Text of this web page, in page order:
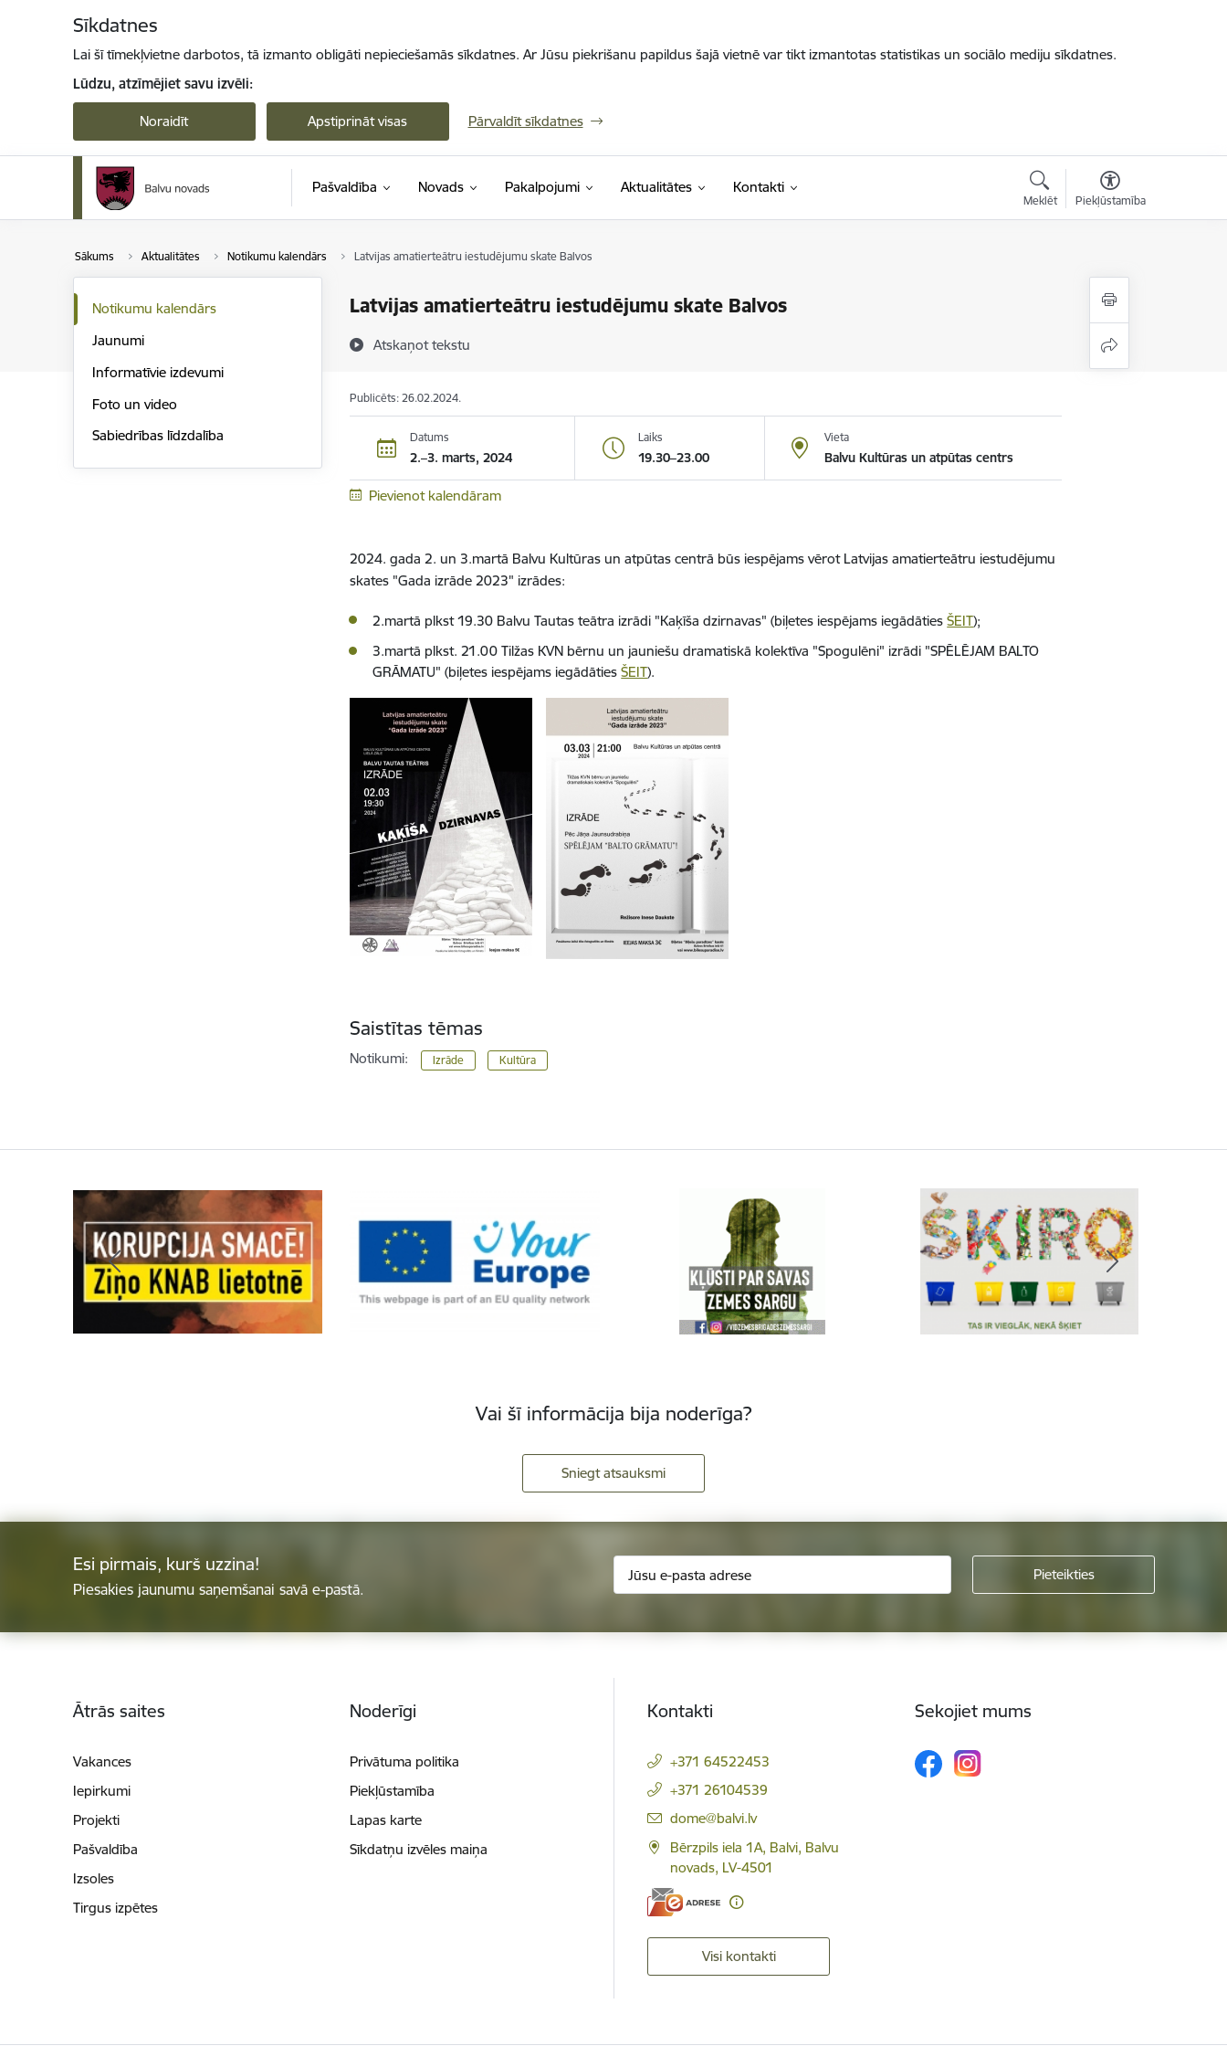
Sīkdatnes
Lai šī tīmekļvietne darbotos, tā izmanto obligāti nepieciešamās sīkdatnes. Ar Jūsu piekrišanu papildus šajā vietnē var tikt izmantotas statistikas un sociālo mediju sīkdatnes.
Lūdzu, atzīmējiet savu izvēli:
Noraidīt Apstiprināt visas Pārvaldīt sīkdatnes
Pašvaldība Novads Pakalpojumi Aktualitātes Kontakti
Meklēt Piekļūstamība
Sākums Aktualitātes Notikumu kalendārs Latvijas amatierteātru iestudējumu skate Balvos
Latvijas amatierteātru iestudējumu skate Balvos
Atskaņot tekstu
Notikumu kalendārs
Jaunumi
Informatīvie izdevumi
Foto un video
Sabiedrības līdzdalība
Publicēts: 26.02.2024.
Datums
2.–3. marts, 2024
Laiks
19.30–23.00
Vieta
Balvu Kultūras un atpūtas centrs
Pievienot kalendāram
2024. gada 2. un 3.martā Balvu Kultūras un atpūtas centrā būs iespējams vērot Latvijas amatierteātru iestudējumu
skates "Gada izrāde 2023" izrādes:
2.martā plkst 19.30 Balvu Tautas teātra izrādi "Kaķīša dzirnavas" (biļetes iespējams iegādātiesŠEIT);
3.martā plkst. 21.00 Tilžas KVN bērnu un jauniešu dramatiskā kolektīva "Spogulēni" izrādi "SPĒLĒJAM BALTO
GRĀMATU" (biļetes iespējams iegādātiesŠEIT).
Saistītas tēmas
Notikumi: Izrāde Kultūra
Vai šī informācija bija noderīga?
Sniegt atsauksmi
Esi pirmais, kurš uzzina!
Piesakies jaunumu saņemšanai savā e-pastā.
Ātrās saites
Vakances
Iepirkumi
Projekti
Pašvaldība
Izsoles
Tirgus izpētes
Noderīgi
Privātuma politika
Piekļūstamība
Lapas karte
Sīkdatņu izvēles maiņa
Kontakti
+371 64522453
+371 26104539
E-pasts:
dome@balvi.lv
Bērzpils iela 1A, Balvi, Balvu
novads, LV-4501
Visi kontakti
Sekojiet mums